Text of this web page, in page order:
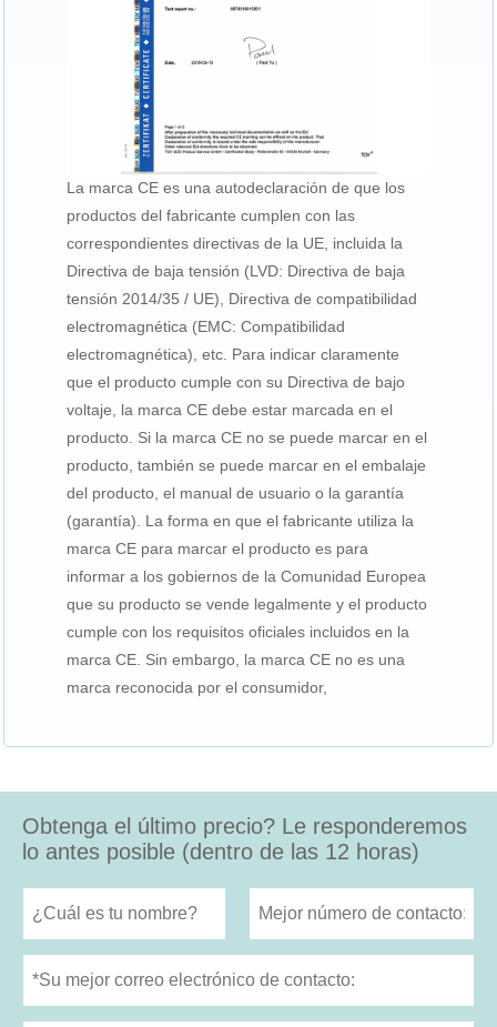
La marca CE es una autodeclaración de que los
productos del fabricante cumplen con las
correspondientes directivas de la UE, incluida la
Directiva de baja tensión (LVD: Directiva de baja
tensión 2014/35 / UE), Directiva de compatibilidad
electromagnética (EMC: Compatibilidad
electromagnética), etc. Para indicar claramente
que el producto cumple con su Directiva de bajo
voltaje, la marca CE debe estar marcada en el
producto. Si la marca CE no se puede marcar en el
producto, también se puede marcar en el embalaje
del producto, el manual de usuario o la garantía
(garantía). La forma en que el fabricante utiliza la
marca CE para marcar el producto es para
informar a los gobiernos de la Comunidad Europea
que su producto se vende legalmente y el producto
cumple con los requisitos oficiales incluidos en la
marca CE. Sin embargo, la marca CE no es una
marca reconocida por el consumidor,
Obtenga el último precio? Le responderemos
lo antes posible (dentro de las 12 horas)